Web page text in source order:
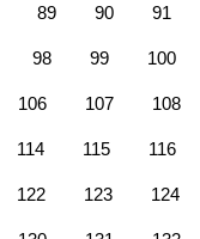
89 90 91
98 99 100
106 107 108
114 115 116
122 123 124